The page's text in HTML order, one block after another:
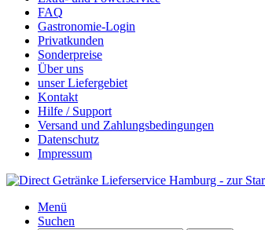
FAQ
Gastronomie-Login
Privatkunden
Sonderpreise
Über uns
unser Liefergebiet
Kontakt
Hilfe / Support
Versand und Zahlungsbedingungen
Datenschutz
Impressum
Menü
Suchen